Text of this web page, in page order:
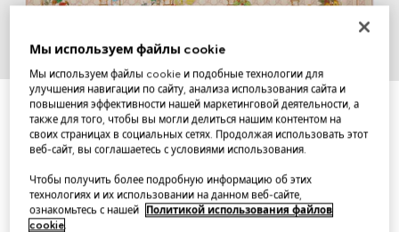
4
Платок каре из шелка с принтом
Вариантыцвет слоновой кости и разноцветный
Мы используем файлы cookie
Мы используем файлы cookie и подобные технологии для
улучшения навигации по сайту, анализа использования сайта и
повышения эффективности нашей маркетинговой деятельности, а
также для того, чтобы вы могли делиться нашим контентом на
своих страницах в социальных сетях. Продолжая использовать этот
веб-сайт, вы соглашаетесь с условиями использования.
Чтобы получить более подробную информацию об этих
технологиях и их использовании на данном веб-сайте,
ознакомьтесь с нашей
Политикой использования файлов
cookie.